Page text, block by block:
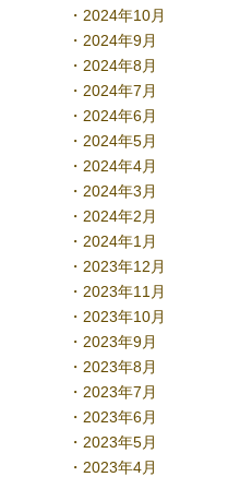
2024年10月
2024年9月
2024年8月
2024年7月
2024年6月
2024年5月
2024年4月
2024年3月
2024年2月
2024年1月
2023年12月
2023年11月
2023年10月
2023年9月
2023年8月
2023年7月
2023年6月
2023年5月
2023年4月